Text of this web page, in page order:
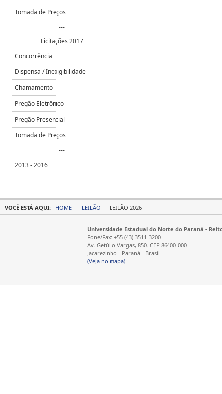
Tomada de Preços
---
Licitações 2017
Concorrência
Dispensa / Inexigibilidade
Chamamento
Pregão Eletrônico
Pregão Presencial
Tomada de Preços
---
2013 - 2016
VOCÊ ESTÁ AQUI: HOME LEILÃO LEILÃO 2026
Universidade Estadual do Norte do Paraná -
Fone/Fax: +55 (43) 3511-3200
Av. Getúlio Vargas, 850. CEP 86400-000
Jacarezinho - Paraná - Brasil
(Veja no mapa)